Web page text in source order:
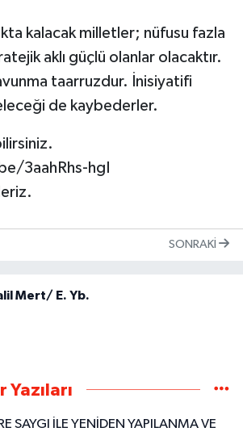
kalacak milletler; nüfusu fazla
aklı güçlü olanlar olacaktır.
taarruzdur. İnisiyatifi
de kaybederler.
3aahRhs-hgI
SONRAKI
Mert/ E. Yb.
Yazıları
SAYGI İLE YENİDEN YAPILANMA VE